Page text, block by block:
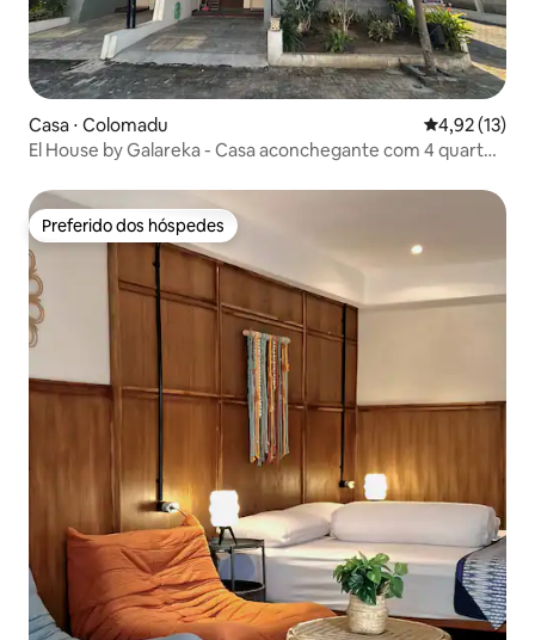
Casa ⋅ Colomadu 4,92 de uma
4,92 (13)
El House by Galareka - Casa aconchegante com 4 quartos
Preferido dos hóspedes
Preferido dos hóspedes